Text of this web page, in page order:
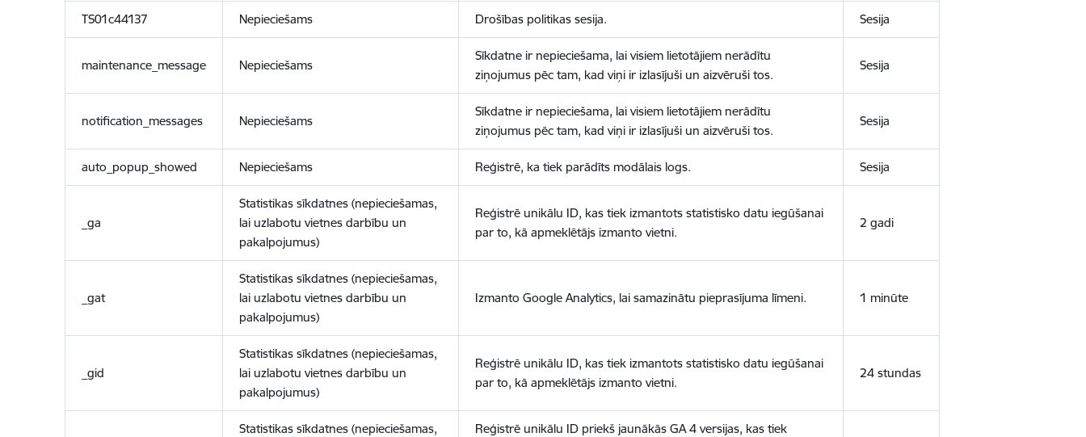
TS01c44137 Nepieciešams Drošības politikas sesija. Sesija
maintenance_message Nepieciešams
Sīkdatne ir nepieciešama, lai visiem lietotājiem nerādītu
ziņojumus pēc tam, kad viņi ir izlasījuši un aizvēruši tos.
Sesija
notification_messages Nepieciešams
Sīkdatne ir nepieciešama, lai visiem lietotājiem nerādītu
ziņojumus pēc tam, kad viņi ir izlasījuši un aizvēruši tos.
Sesija
auto_popup_showed Nepieciešams Reģistrē, ka tiek parādīts modālais logs. Sesija
_ga
Statistikas sīkdatnes (nepieciešamas,
lai uzlabotu vietnes darbību un
pakalpojumus)
Reģistrē unikālu ID, kas tiek izmantots statistisko datu iegūšanai
par to, kā apmeklētājs izmanto vietni.
2 gadi
_gat
Statistikas sīkdatnes (nepieciešamas,
lai uzlabotu vietnes darbību un
pakalpojumus)
Izmanto Google Analytics, lai samazinātu pieprasījuma līmeni. 1 minūte
_gid
Statistikas sīkdatnes (nepieciešamas,
lai uzlabotu vietnes darbību un
pakalpojumus)
Reģistrē unikālu ID, kas tiek izmantots statistisko datu iegūšanai
par to, kā apmeklētājs izmanto vietni.
24 stundas
Statistikas sīkdatnes (nepieciešamas,
Reģistrē unikālu ID priekš jaunākās GA 4 versijas, kas tiek